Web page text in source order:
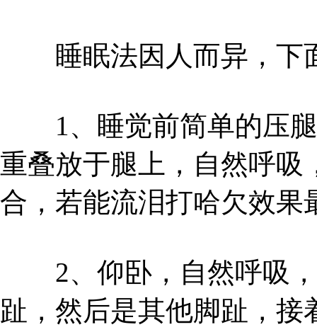
睡眠法因人而异，下
1、睡觉前简单的压腿
重叠放于腿上，自然呼吸
合，若能流泪打哈欠效果
2、仰卧，自然呼吸，
趾，然后是其他脚趾，